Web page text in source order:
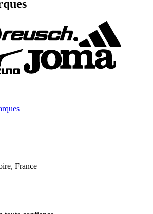
France